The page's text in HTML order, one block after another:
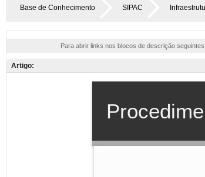
Base de Conhecimento SIPAC
Para abrir links nos blocos de descrição
Artigo: